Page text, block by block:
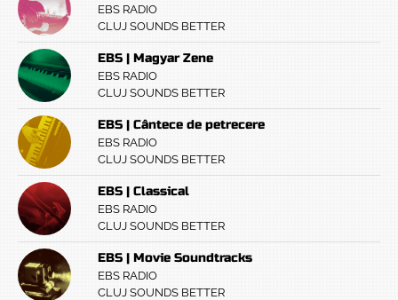
EBS RADIO
CLUJ SOUNDS BETTER
EBS | Magyar Zene
EBS RADIO
CLUJ SOUNDS BETTER
EBS | Cântece de petrecere
EBS RADIO
CLUJ SOUNDS BETTER
EBS | Classical
EBS RADIO
CLUJ SOUNDS BETTER
EBS | Movie Soundtracks
EBS RADIO
CLUJ SOUNDS BETTER